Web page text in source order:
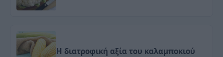
Η διατροφική αξία του καλαμποκιού